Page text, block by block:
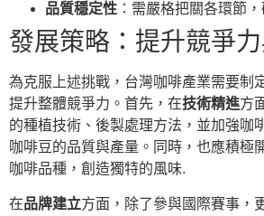
品質穩定性 ：需嚴格把關各環節
發展策略：提升競爭
為克服上述挑戰，台灣咖啡產業需要制
提升整體競爭力。首先，在技術精進方
的種植技術、後製處理方法，並加強咖
咖啡豆的品質與產量。同時，也應積極
咖啡品種，創造獨特的風味.
在品牌建立方面，除了參與國際賽事，